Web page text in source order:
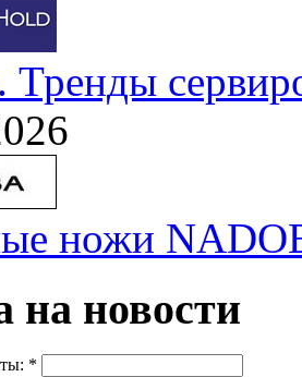
Тренды
ножи
на новости
*